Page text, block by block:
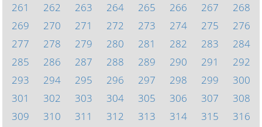
261
262 263 264 265 266 267
268
269
270 271 272 273 274 275
276
277
278 279 280 281 282 283
284
285
286 287 288 289 290 291
292
293
294 295 296 297 298 299
300
301
302 303 304 305 306 307
308
309
310 311 312 313 314 315
316